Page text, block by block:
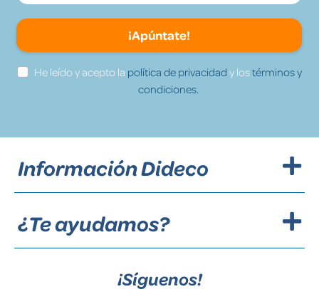
¡Apúntate!
He leído y acepto la política de privacidad y lostérminos y
condiciones.
Información Dideco
¿Te ayudamos?
¡Síguenos!